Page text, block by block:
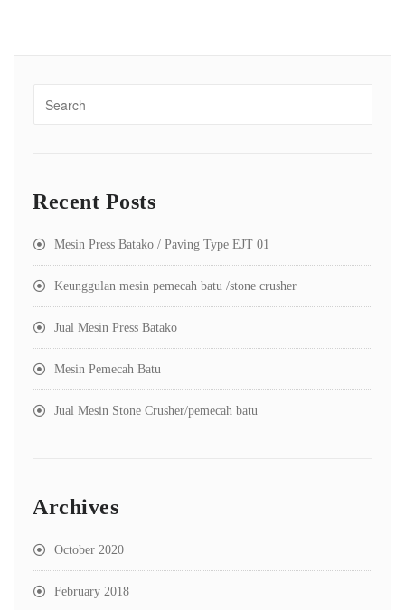
Recent Posts
Mesin Press Batako / Paving Type EJT 01
Keunggulan mesin pemecah batu /stone crusher
Jual Mesin Press Batako
Mesin Pemecah Batu
Jual Mesin Stone Crusher/pemecah batu
Archives
October 2020
February 2018